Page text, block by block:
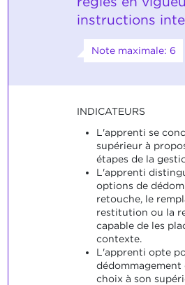
instructions
Note maximale: 6
INDICATEURS
L'apprenti se
supérieur à
étapes de la
L'apprenti
options de
retouche, le
restitution ou la
capable de les
contexte.
L'apprenti opte
choix à son